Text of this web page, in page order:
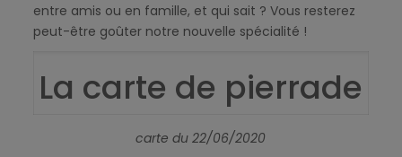
entre amis ou en famille, et qui sait ? Vous resterez
peut-être goûter notre nouvelle spécialité !
La carte de pierrade
carte du 22/06/2020